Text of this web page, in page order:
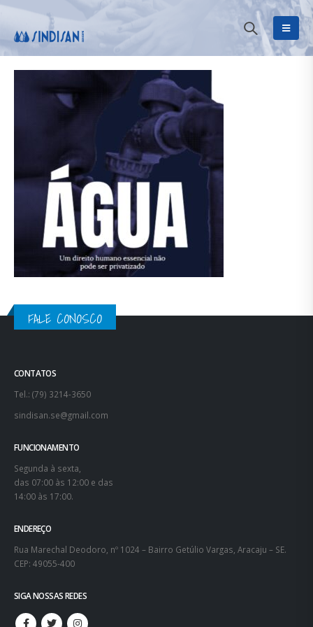
FALE CONOSCO
CONTATOS
Tel.: (79) 3214-3650
sindisan.se@gmail.com
FUNCIONAMENTO
Segunda à sexta,
das 07:00 às 12:00 e das
14:00 às 17:00.
ENDEREÇO
Rua Marechal Deodoro, nº 1024 – Bairro Getúlio Vargas, Aracaju – SE.
CEP: 49055-400
SIGA NOSSAS REDES